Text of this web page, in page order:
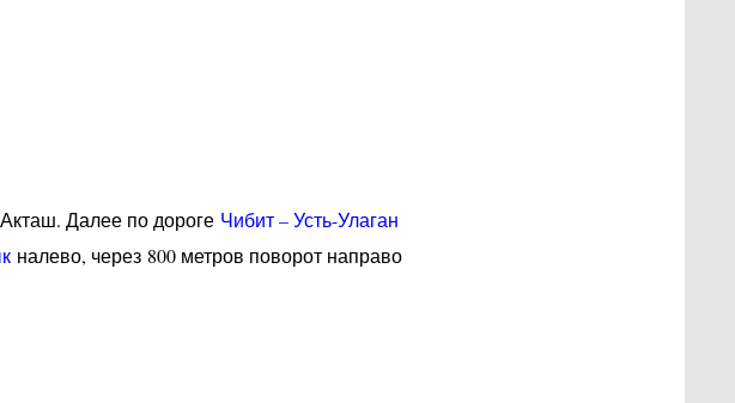
Далее по дороге Чибит – Усть-Улаган
налево, через 800 метров поворот направо